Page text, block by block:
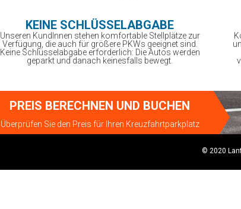
KEINE SCHLÜSSELABGABE
Unseren KundInnen stehen komfortable Stellplätze zur
Verfügung, die auch für größere PKWs geeignet sind.
Keine Schlüsselabgabe erforderlich: Die Autos werden
geparkt und danach keinesfalls bewegt.
PREIS BERECHNEN UND BUCHEN
Überprüfen Sie den Preis für Ihren Kreuzfahrtparkplatz
© 2020